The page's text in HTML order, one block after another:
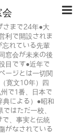
会
まで24年●大
利で開設されま
忘れている先輩
窓会が未来の後
目です●近年で
ージとは一切関
寛文10年）四
で1番、日本で
典による）●昭和
はただ一校、
、事実と伝統
がなされている